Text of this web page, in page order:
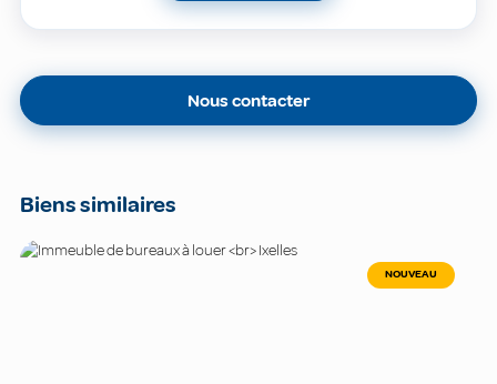
Nous contacter
Biens similaires
NOUVEAU